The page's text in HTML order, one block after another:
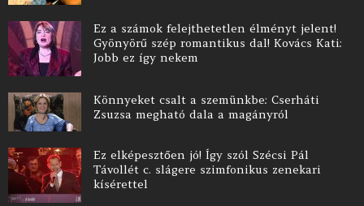
Ez a számok felejthetetlen élményt jelent!
Gyönyörű szép romantikus dal! Kovács Kati:
Jobb ez így nekem
Könnyeket csalt a szemünkbe: Cserháti
Zsuzsa megható dala a magányról
Ez elképesztően jó! Így szól Szécsi Pál
Távollét c. slágere szimfonikus zenekari
kísérettel